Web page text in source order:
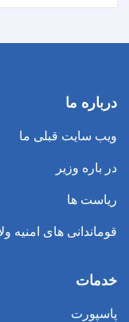
درباره ما
ویب سایت قبلی ما
در باره وزیر
ریاست ها
قوماندانی های امنیه
خدمات
پاسپورت